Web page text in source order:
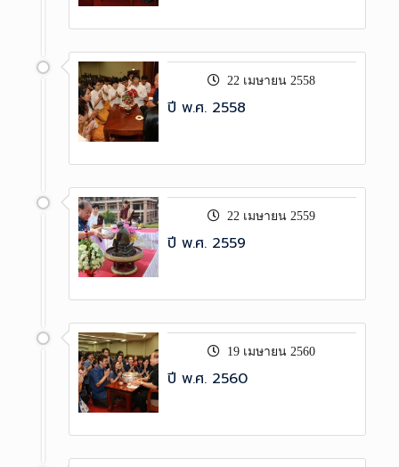
22 เมษายน 2558
ปี พ.ศ. 2558
22 เมษายน 2559
ปี พ.ศ. 2559
19 เมษายน 2560
ปี พ.ศ. 2560